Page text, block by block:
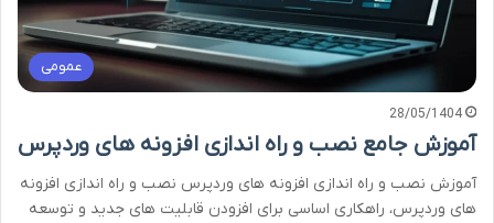
عمومی
28/05/1404
آموزش جامع نصب و راه اندازی افزونه های وردپرس
آموزش نصب و راه اندازی افزونه های وردپرس نصب و راه اندازی افزونه
های وردپرس، راهکاری اساسی برای افزودن قابلیت های جدید و توسعه